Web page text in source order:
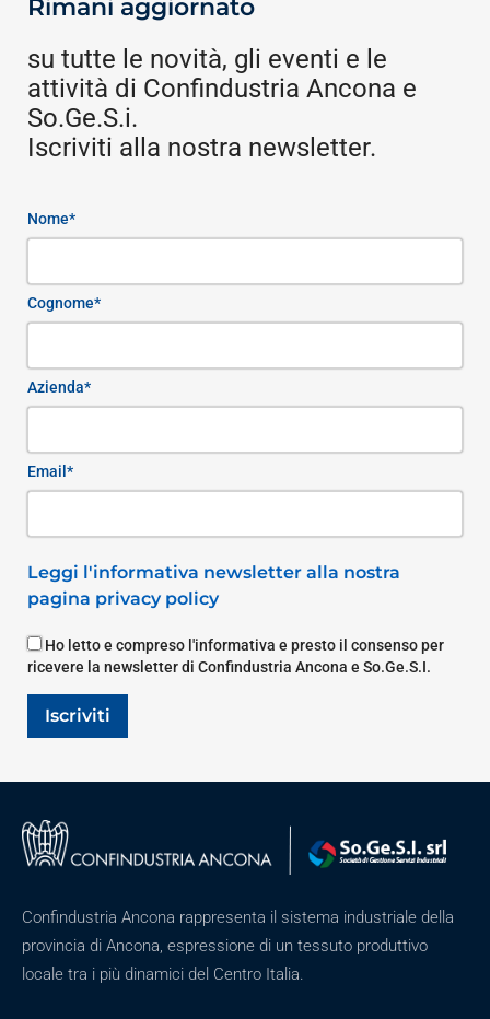
Rimani aggiornato
su tutte le novità, gli eventi e le
attività di Confindustria Ancona e
So.Ge.S.i.
Iscriviti alla nostra newsletter.
Nome*
Cognome*
Azienda*
Email*
Leggi l'informativa newsletter alla nostra
pagina privacy policy
Ho letto e compreso l'informativa e presto il consenso per
ricevere la newsletter di Confindustria Ancona e So.Ge.S.I.
Iscriviti
Confindustria Ancona rappresenta il sistema industriale della
provincia di Ancona, espressione di un tessuto produttivo
locale tra i più dinamici del Centro Italia.